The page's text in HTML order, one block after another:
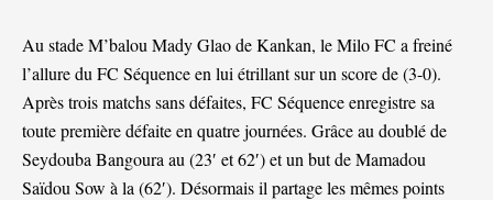
Au stade M’balou Mady Glao de Kankan, le Milo FC a freiné
l’allure du FC Séquence en lui étrillant sur un score de (3-0).
Après trois matchs sans défaites, FC Séquence enregistre sa
toute première défaite en quatre journées. Grâce au doublé de
Seydouba Bangoura au (23′ et 62′) et un but de Mamadou
Saïdou Sow à la (62′). Désormais il partage les mêmes points